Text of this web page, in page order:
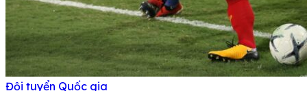
Đội tuyển Quốc gia